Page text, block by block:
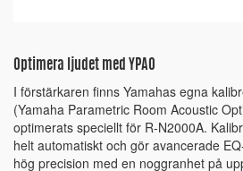
Optimera ljudet med YPAO
I förstärkaren finns Yamahas egna
(Yamaha Parametric Room Acoustic
optimerats speciellt för R-N2000A.
helt automatiskt och gör avancerade
hög precision med en noggranhet på